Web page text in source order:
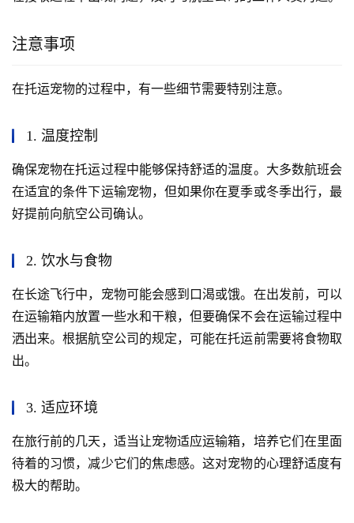
注意事项
在托运宠物的过程中，有一些细节需要特别注意。
1. 温度控制
确保宠物在托运过程中能够保持舒适的温度。大多数航班会
在适宜的条件下运输宠物，但如果你在夏季或冬季出行，最
好提前向航空公司确认。
2. 饮水与食物
在长途飞行中，宠物可能会感到口渴或饿。在出发前，可以
在运输箱内放置一些水和干粮，但要确保不会在运输过程中
洒出来。根据航空公司的规定，可能在托运前需要将食物取
出。
3. 适应环境
在旅行前的几天，适当让宠物适应运输箱，培养它们在里面
待着的习惯，减少它们的焦虑感。这对宠物的心理舒适度有
极大的帮助。